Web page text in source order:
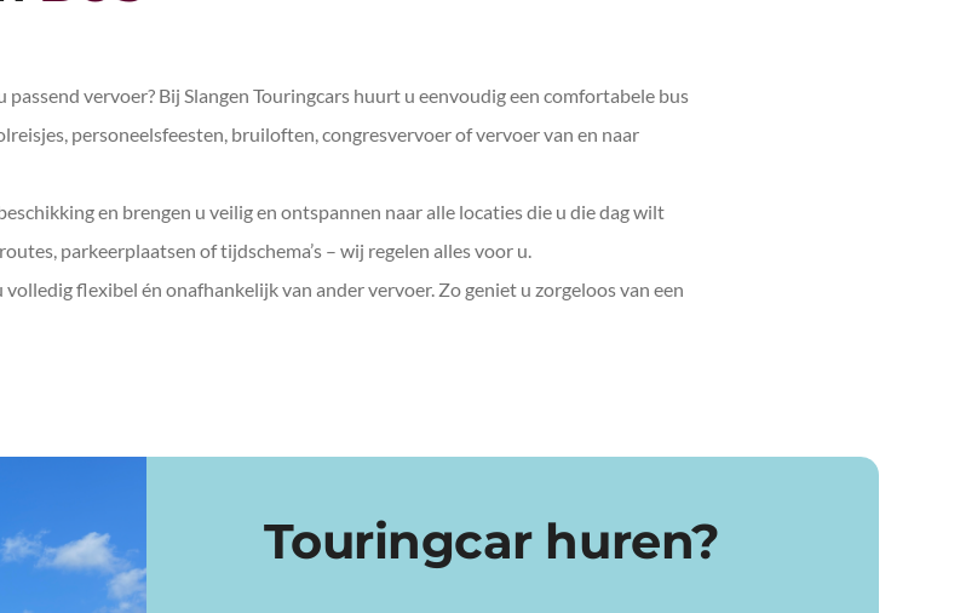
vervoer? Bij Slangen Touringcars huurt u eenvoudig een comfortabele bus
personeelsfeesten, bruiloften, congresvervoer of vervoer van en naar
en brengen u veilig en ontspannen naar alle locaties die u die dag wilt
parkeerplaatsen of tijdschema’s – wij regelen alles voor u.
flexibel én onafhankelijk van ander vervoer. Zo geniet u zorgeloos van een
Touringcar huren?